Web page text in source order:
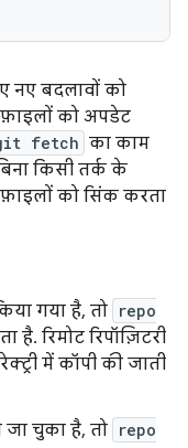
बदलावों को
को अपडेट
fetch का काम
किसी तर्क के
फ़ाइलों को सिंक करता
गया है, तो repo
है. रिमोट रिपॉज़िटरी
में कॉपी की जाती
चुका है, तो repo